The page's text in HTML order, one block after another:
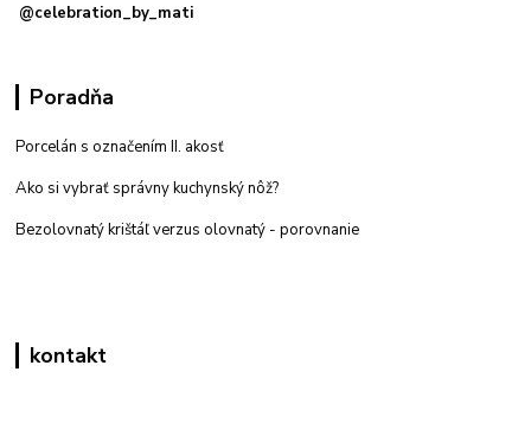
@celebration_by_mati
Poradňa
Porcelán s označením II. akosť
Ako si vybrať správny kuchynský nôž?
Bezolovnatý krištáľ verzus olovnatý - porovnanie
kontakt